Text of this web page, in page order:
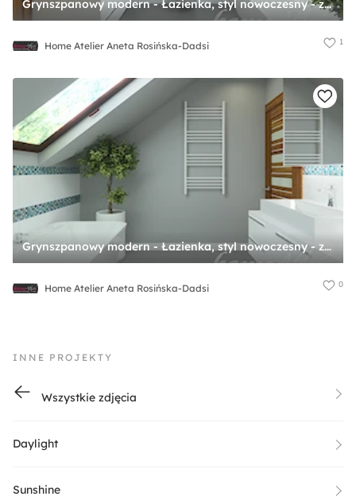
Grynszpanowy modern - Łazienka, styl nowoczesny - zdjęcie od Home Atelier Aneta Rosińska-Dadsi
Home Atelier Aneta Rosińska-Dadsi 1
Grynszpanowy modern - Łazienka, styl nowoczesny - zdjęcie od Home Atelier Aneta Rosińska-Dadsi
Home Atelier Aneta Rosińska-Dadsi 0
INNE PROJEKTY
Wszystkie zdjęcia
Daylight
Sunshine